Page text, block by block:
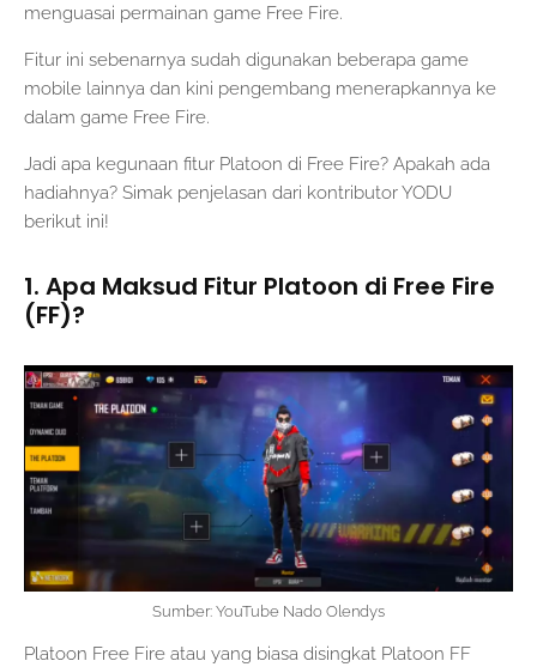
menguasai permainan game Free Fire.
Fitur ini sebenarnya sudah digunakan beberapa game
mobile lainnya dan kini pengembang menerapkannya ke
dalam game Free Fire.
Jadi apa kegunaan fitur Platoon di Free Fire? Apakah ada
hadiahnya? Simak penjelasan dari kontributor YODU
berikut ini!
1. Apa Maksud Fitur Platoon di Free Fire
(FF)?
Sumber: YouTube Nado Olendys
Platoon Free Fire atau yang biasa disingkat Platoon FF